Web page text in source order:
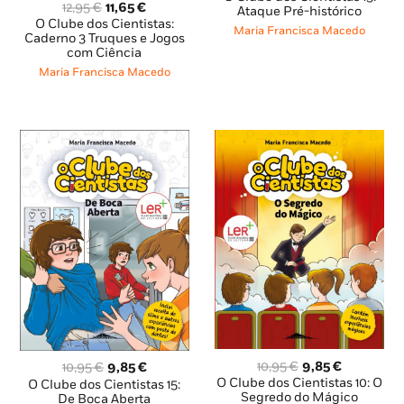
12,95€ O
preço
original
era:
12,95 €.
11,65€O
preço
atual
11,65 €.
O Clube dos Cientistas:
Caderno 3 Truques e Jogos
com Ciência
Maria Francisca Macedo
original
era:
atual
é:
Ataque Pré-histórico
Maria Francisca Macedo
10,95€ O
preço
original
9,85€O
preço
atual
O Clube dos Cientistas 15:
De Boca Aberta
10,95€ O
preço
original
9,85€O
preço
atual
O Clube dos Cientistas 10: O
Segredo do Mágico